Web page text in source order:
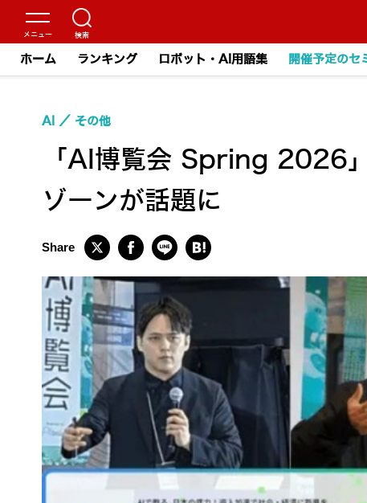
ホーム ランキング ロボット・AI用語集 開催予定のセ
「AI博覧会 Spring 2026
ゾーンが話題に
AI その他